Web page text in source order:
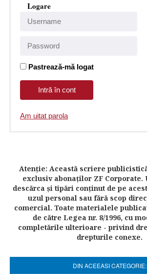
Logare
Pastrează-mă logat
Am uitat parola
Atenţie: Această scriere
exclusiv abonaţilor ZF
descărca şi tipări conţinut de pe
uzul personal sau fără scop
comercial. Toate materialele
de către Legea nr. 8/1996, cu
completările ulterioare - privind
drepturile conexe.
DIN ACEEASI CATEGORIE: